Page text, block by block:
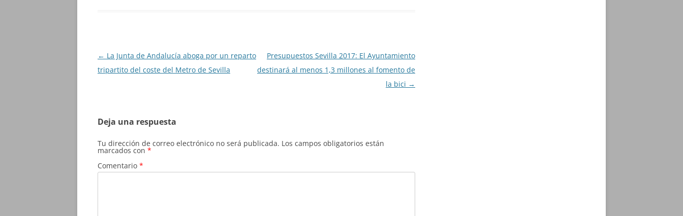
Navegación
de
← La Junta de Andalucía aboga por un reparto
tripartito del coste del Metro de Sevilla
Presupuestos Sevilla 2017: El Ayuntamiento
destinará al menos 1,3 millones al fomento de
la bici →
Deja una respuesta
Tu dirección de correo electrónico no será publicada. Los campos obligatorios están
marcados con *
Comentario *